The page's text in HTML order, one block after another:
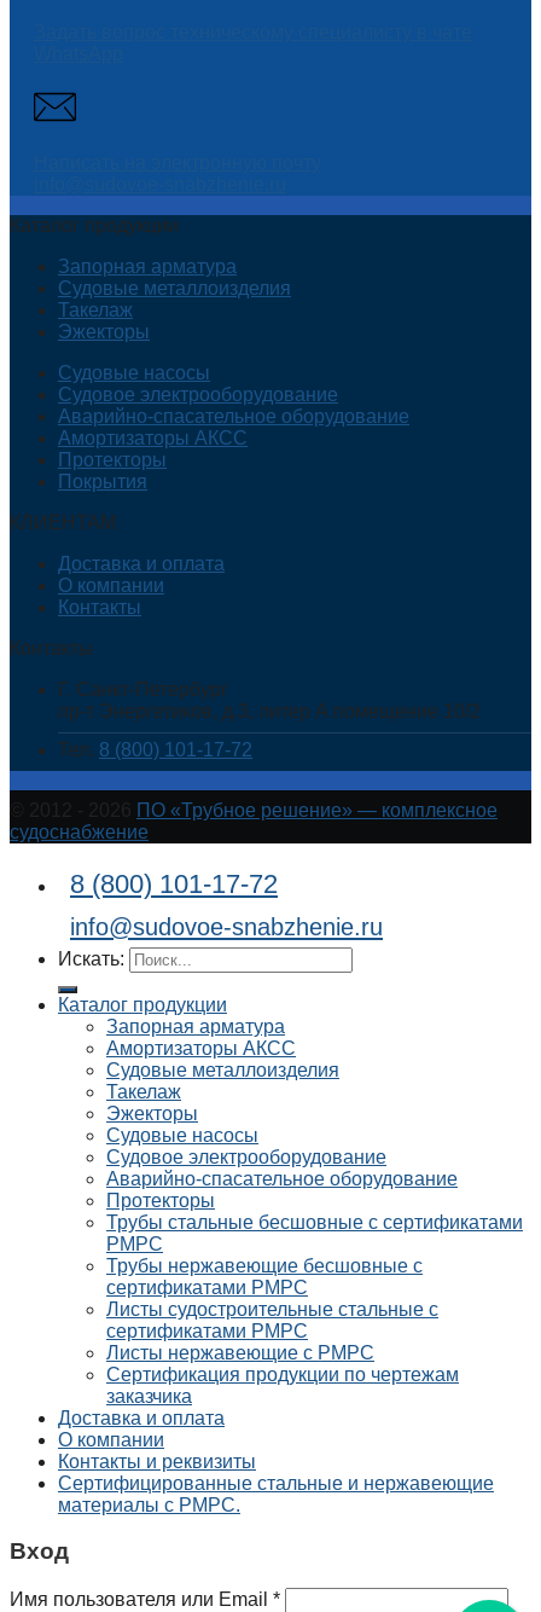
Каталог продукции
Запорная арматура
Судовые металлоизделия
Такелаж
Эжекторы
Судовые насосы
Судовое электрооборудование
Аварийно-спасательное оборудование
Амортизаторы АКСС
Протекторы
Покрытия
КЛИЕНТАМ
Доставка и оплата
О компании
Контакты
Контакты
Г. Санкт-Петербург
пр-т Энергетиков, д.3, литер А помещение 10/2
Тел. 8 (800) 101-17-72
© 2012 - 2026 ПО «Трубное решение» — комплексное
судоснабжение
8 (800) 101-17-72
info@sudovoe-snabzhenie.ru
Искать:
Каталог продукции
Запорная арматура
Амортизаторы АКСС
Судовые металлоизделия
Такелаж
Эжекторы
Судовые насосы
Судовое электрооборудование
Аварийно-спасательное оборудование
Протекторы
Трубы стальные бесшовные с сертификатами
РМРС
Трубы нержавеющие бесшовные с
сертификатами РМРС
Листы судостроительные стальные с
сертификатами РМРС
Листы нержавеющие с РМРС
Сертификация продукции по чертежам
заказчика
Доставка и оплата
О компании
Контакты и реквизиты
Сертифицированные стальные и нержавеющие
материалы с РМРС.
Вход
Имя пользователя или Email *